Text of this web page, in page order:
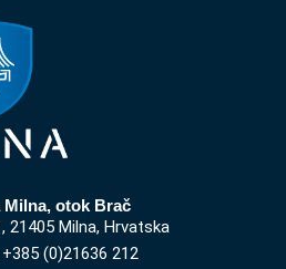
Milna, otok Brač
21405 Milna, Hrvatska
(0)21636 212